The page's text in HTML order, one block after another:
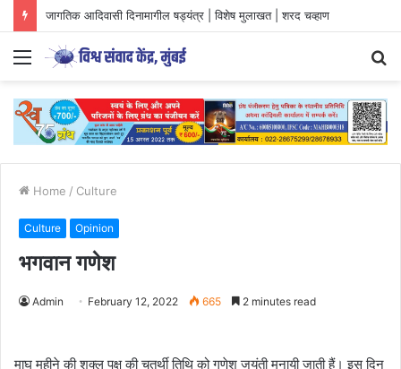
जागतिक आदिवासी दिनामागील षड्यंत्र | विशेष मुलाखत | शरद चव्हाण
Menu
Home / Culture
Culture Opinion
भगवान गणेश
Admin February 12, 2022 665 2 minutes read
माघ महीने की शुक्ल पक्ष की चतुर्थी तिथि को गणेश जयंती मनायी जाती हैं। इस दिन